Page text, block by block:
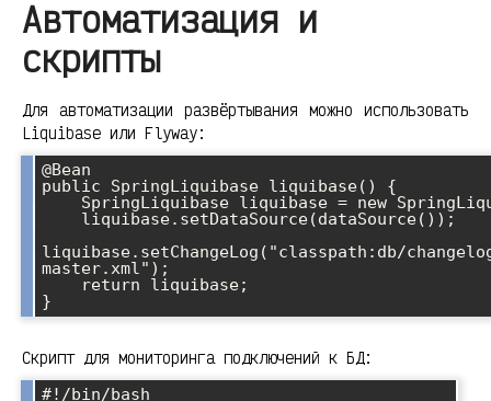
Автоматизация и
скрипты
Для автоматизации развёртывания можно использовать
Liquibase или Flyway:
@Bean
public SpringLiquibase liquibase() {
liquibase.setChangeLog("classpath:db/
master.xml");
}
Скрипт для мониторинга подключений к БД:
#!/bin/bash